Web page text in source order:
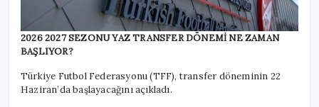
2026 2027 SEZONU YAZ TRANSFER DÖNEMİ NE ZAMAN
BAŞLIYOR?
Türkiye Futbol Federasyonu (TFF), transfer döneminin 22
Haziran’da başlayacağını açıkladı.